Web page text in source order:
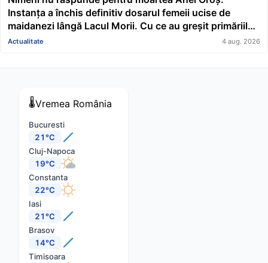
Instanța a închis definitiv dosarul femeii ucise de
maidanezi lângă Lacul Morii. Cu ce au greșit primăriile
conduse de Nicușor Dan și Ciucu
Actualitate 4 aug. 2026
🌡️Vremea România
Bucuresti
21°C
Cluj-Napoca
19°C
Constanta
22°C
Iasi
21°C
Brasov
14°C
Timisoara